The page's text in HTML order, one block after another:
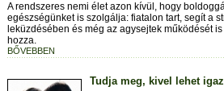
A rendszeres nemi élet azon kívül, hogy
egészségünket is szolgálja: fiatalon tart, segít a
leküzdésében és még az agysejtek működését
hozza.
BŐVEBBEN
Tudja meg, kivel lehet